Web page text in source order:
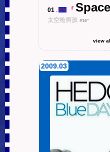
01 . EN 『
太空枪男孩 9'16''
view
2009.03